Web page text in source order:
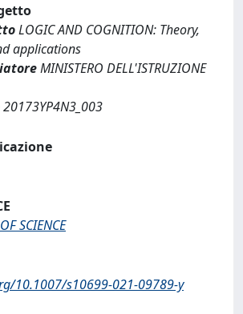
LOGIC AND COGNITION: Theory,
applications
MINISTERO DELL'ISTRUZIONE
20173YP4N3_003
SCIENCE
10.1007/s10699-021-09789-y